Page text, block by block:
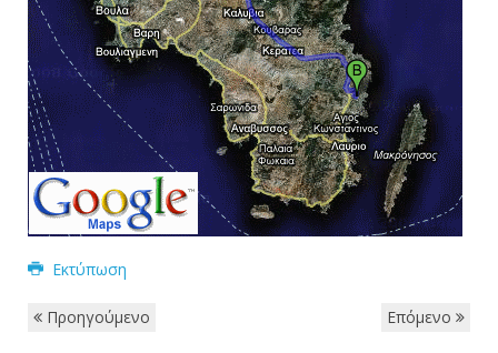
Εκτύπωση
Προηγούμενο Επόμενο